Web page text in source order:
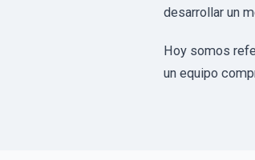
desarrollar un
Hoy somos
un equipo